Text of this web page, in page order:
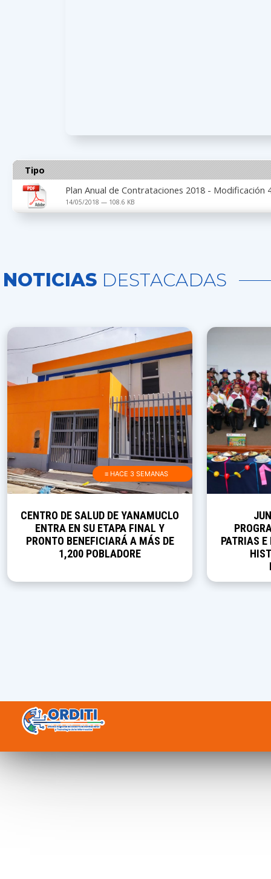
Tipo
Plan Anual de Contrataciones 2018 - Modificación
14/05/2018 — 108.6 KB
NOTICIAS DESTACADAS
≡ HACE 3 SEMANAS
CENTRO DE SALUD DE YANAMUCLO
ENTRA EN SU ETAPA FINAL Y
PRONTO BENEFICIARÁ A MÁS DE
1,200 POBLADORE
PATRIAS